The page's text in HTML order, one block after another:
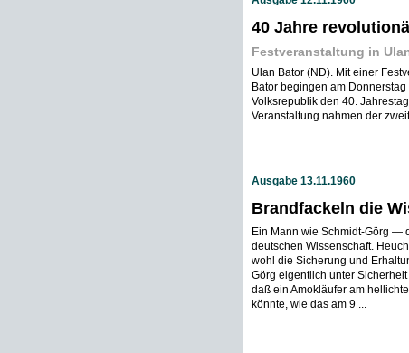
40 Jahre
Festveranstaltung in
Ulan Bator (ND). Mit einer
Bator begingen am
Volksrepublik den 40.
Veranstaltung nahmen der
Ausgabe 13.11.1960
Brandfackeln die
Ein Mann wie Schmidt-Görg —
deutschen Wissenschaft.
wohl die Sicherung und
Görg eigentlich unter
daß ein Amokläufer am
könnte, wie das am 9 ...